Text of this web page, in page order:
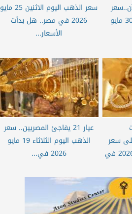
21 الآن..سعر
الذهب اليوم السبت 30 مايو
سعر الذهب اليوم الاثنين 25 مايو
2026 في مصر.. هل بدأت
الأسعار...
سعر
الذهب اليوم 19 مايو 2026 في
عيار 21 يفاجئ المصريين.. سعر
الذهب اليوم الثلاثاء 19 مايو
2026 في...